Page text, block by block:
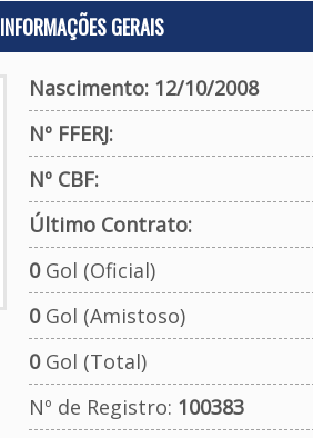
INFORMAÇÕES GERAIS
Nascimento: 12/10/2008
Nº FFERJ:
Nº CBF:
Último Contrato:
0Gol (Oficial)
0Gol (Amistoso)
0Gol (Total)
Nº de Registro: 100383